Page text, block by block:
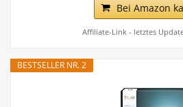
Bei Amazon
Affiliate-Link - letztes
BESTSELLER NR. 2